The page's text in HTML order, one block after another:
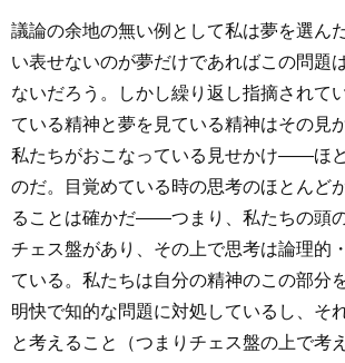
議論の余地の無い例として私は夢を選ん
い表せないのが夢だけであればこの問題
ないだろう。しかし繰り返し指摘されて
ている精神と夢を見ている精神はその
私たちがおこなっている見せかけ――ほ
のだ。目覚めている時の思考のほとんど
ることは確かだ――つまり、私たちの頭
チェス盤があり、その上で思考は論理的
ている。私たちは自分の精神のこの部分
明快で知的な問題に対処しているし、そ
と考えること（つまりチェス盤の上で考